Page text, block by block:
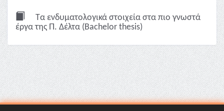
Τα ενδυματολογικά στοιχεία στα πιο γνωστά
έργα της Π. Δέλτα (Bachelor thesis)